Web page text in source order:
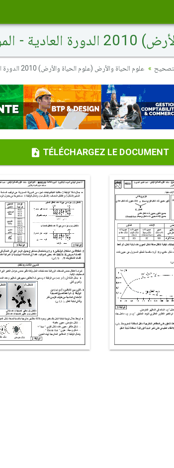
الموضوع
علوم الحياة والأرض (علوم الحياة والأرض) 2010 الدورة العادية - الموضوع
TÉLÉCHARGEZ LE DOCUMENT